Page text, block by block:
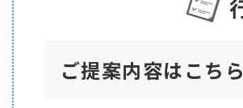
ご提案内容はこちら